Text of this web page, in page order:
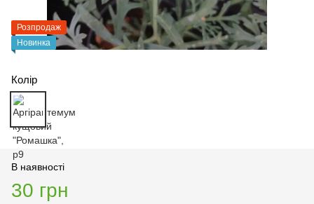
Розпродаж
Новинка
Колір
В наявності
30 грн